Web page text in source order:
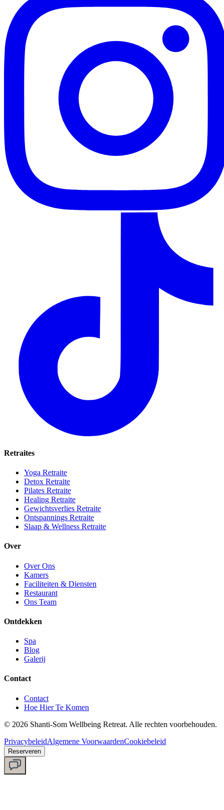
Retraites
Yoga Retraite
Detox Retraite
Pilates Retraite
Healing Retraite
Gewichtsverlies Retraite
Ontspannings Retraite
Slaap & Wellness Retraite
Over
Over Ons
Kamers
Faciliteiten & Diensten
Restaurant
Ons Team
Ontdekken
Spa
Blog
Galerij
Contact
Contact
Hoe Hier Te Komen
© 2026 Shanti-Som Wellbeing Retreat. Alle rechten voorbehouden.
PrivacybeleidAlgemene VoorwaardenCookiebeleid
Reserveren